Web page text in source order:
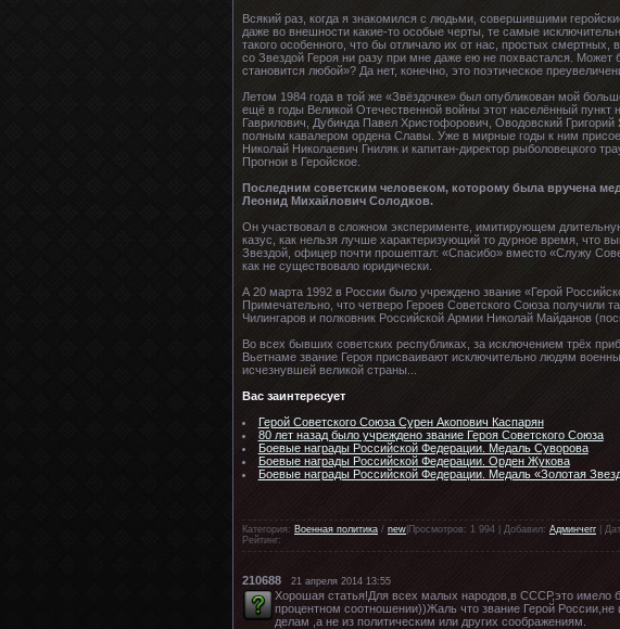
Всякий раз, когда я знакомился с людьми, совершившими
даже во внешности какие-то особые черты, те самые
такого особенного, что бы отличало их от нас, простых смертных,
со Звездой Героя ни разу при мне даже ею не похвастался. Может
становится любой»? Да нет, конечно, это поэтическое
Летом 1984 года в той же «Звёздочке» был опубликован мой
ещё в годы Великой Отечественной войны этот населённый пункт
Гаврилович, Дубинда Павел Христофорович, Оводовский
полным кавалером ордена Славы. Уже в мирные годы к ним
Николай Николаевич Гниляк и капитан-директор рыболовецкого
Прогнои в Геройское.
Последним советским человеком, которому была вручена
Леонид Михайлович Солодков.
Он участвовал в сложном эксперименте, имитирующем
казус, как нельзя лучше характеризующий то дурное время,
Звездой, офицер почти прошептал: «Спасибо» вместо «Служу
как не существовало юридически.
А 20 марта 1992 в России было учреждено звание «Герой
Примечательно, что четверо Героев Советского Союза получили
Чилингаров и полковник Российской Армии Николай Майданов
Во всех бывших советских республиках, за исключением трёх
Вьетнаме звание Героя присваивают исключительно людям
исчезнувшей великой страны...
Вас заинтересует
Герой Советского Союза Сурен Акопович Каспарян
80 лет назад было учреждено звание Героя Советского Союза
Боевые награды Российской Федерации. Медаль Суворова
Боевые награды Российской Федерации. Орден Жукова
Боевые награды Российской Федерации. Медаль «Золотая
Категория: Военная политика / new |Просмотров: 1 994 | Добавил: Админчегг |
Рейтинг:
210688 21 апреля 2014 13:55
Хорошая статья!Для всех малых народов,в СССР,это имело
процентном соотношении))Жаль что звание Герой
делам ,а не из политическим или других соображениям.